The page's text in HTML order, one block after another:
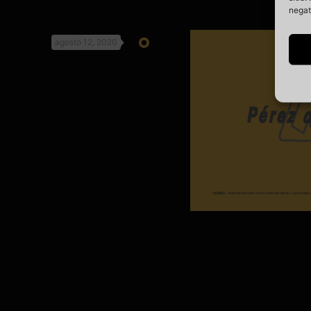
agosto 12, 2020